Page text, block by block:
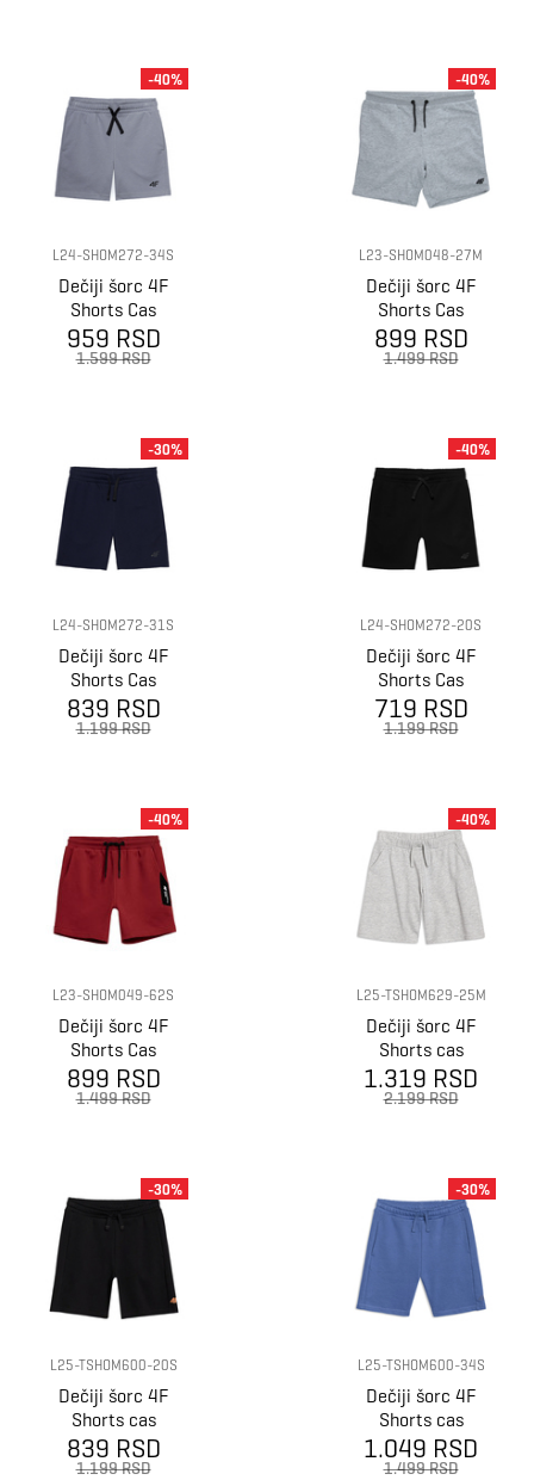
L24-SHOM272-34S
Dečiji šorc 4F
Shorts Cas
959 RSD
1.599 RSD
-40%
L23-SHOM048-27M
Dečiji šorc 4F
Shorts Cas
899 RSD
1.499 RSD
-40%
L24-SHOM272-31S
Dečiji šorc 4F
Shorts Cas
839 RSD
1.199 RSD
-30%
L24-SHOM272-20S
Dečiji šorc 4F
Shorts Cas
719 RSD
1.199 RSD
-40%
L23-SHOM049-62S
Dečiji šorc 4F
Shorts Cas
899 RSD
1.499 RSD
-40%
L25-TSHOM629-25M
Dečiji šorc 4F
Shorts cas
1.319 RSD
2.199 RSD
-40%
L25-TSHOM600-20S
Dečiji šorc 4F
Shorts cas
839 RSD
1.199 RSD
-30%
L25-TSHOM600-34S
Dečiji šorc 4F
Shorts cas
1.049 RSD
1.499 RSD
-30%